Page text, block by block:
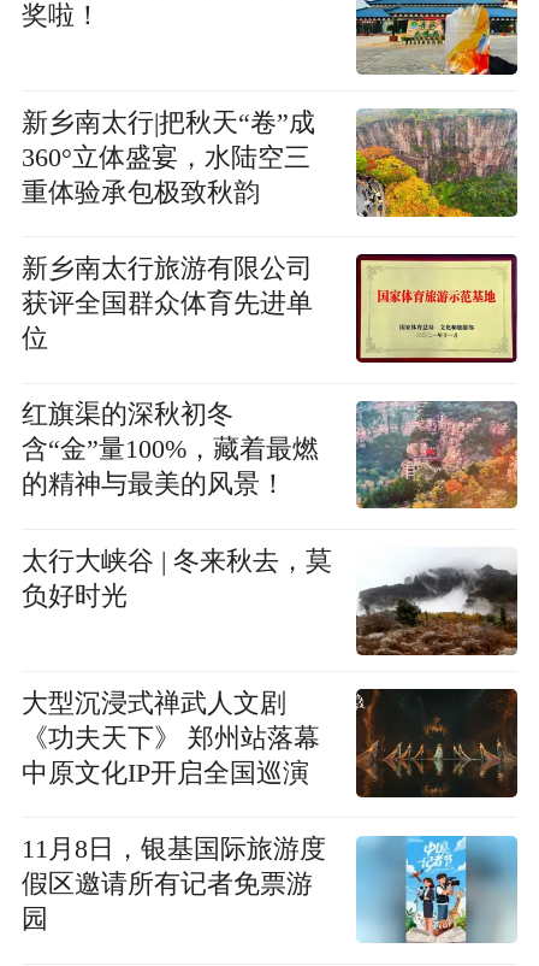
奖啦！
新乡南太行|把秋天“卷”成
360°立体盛宴，水陆空三
重体验承包极致秋韵
新乡南太行旅游有限公司
获评全国群众体育先进单
位
红旗渠的深秋初冬
含“金”量100%，藏着最燃
的精神与最美的风景！
太行大峡谷 | 冬来秋去，莫
负好时光
大型沉浸式禅武人文剧
《功夫天下》 郑州站落幕
中原文化IP开启全国巡演
11月8日，银基国际旅游度
假区邀请所有记者免票游
园